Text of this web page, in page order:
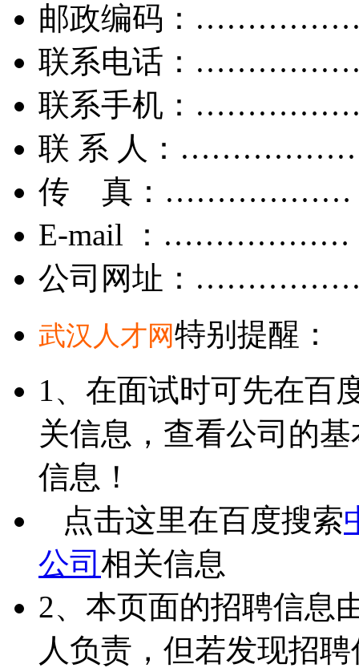
邮政编码：
联系电话：
联系手机：
联 系 人：
传 真：………………
E-mail ：………………
公司网址：
武汉人才网特别提醒：
1、在面试时可先在百
关信息，查看公司的
信息！
点击这里在百度搜索
公司 相关信息
2、本页面的招聘信息
人负责，但若发现招